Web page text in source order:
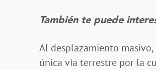
También te puede
Al desplazamiento
única vía terrestre por la